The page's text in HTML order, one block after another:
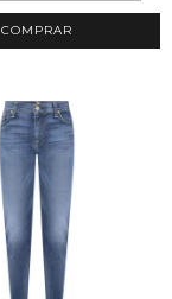
COMPRAR